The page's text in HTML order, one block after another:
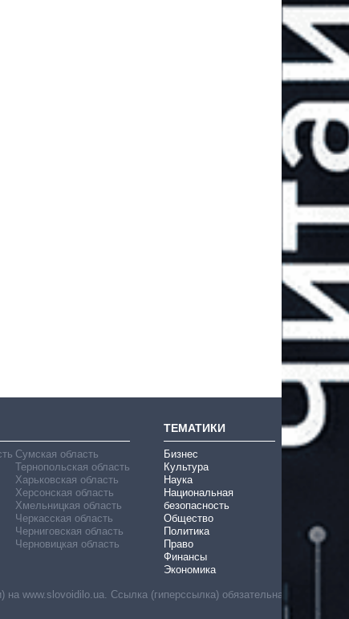
Сумская область
Тернопольская область
Харьковская область
Херсонская область
Хмельницкая область
Черкасская область
Черниговская область
Черновицкая область
ТЕМАТИКИ
Бизнес
Культура
Наука
Национальная
безопасность
Общество
Политика
Право
Финансы
Экономика
www.slovoidilo.ua. Ссылка (гиперссылка) обязательна